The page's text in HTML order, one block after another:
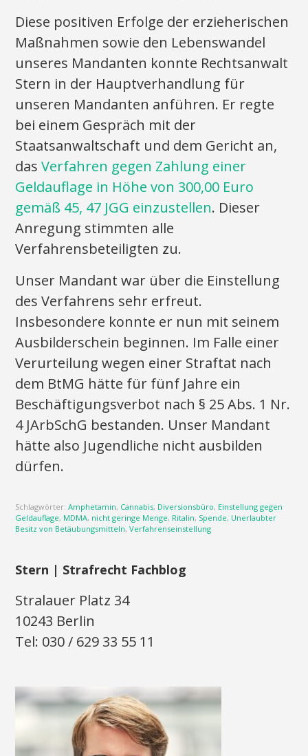
Diese positiven Erfolge der erzieherischen
Maßnahmen sowie den Lebenswandel
unseres Mandanten konnte Rechtsanwalt
Stern in der Hauptverhandlung für
unseren Mandanten anführen. Er regte
bei einem Gespräch mit der
Staatsanwaltschaft und dem Gericht an,
dasVerfahren gegen Zahlung einer
Geldauflage in Höhe von 300,00 Euro
gemäß 45, 47 JGG einzustellen. Dieser
Anregung stimmten alle
Verfahrensbeteiligten zu.
Unser Mandant war über die Einstellung
des Verfahrens sehr erfreut.
Insbesondere konnte er nun mit seinem
Ausbilderschein beginnen. Im Falle einer
Verurteilung wegen einer Straftat nach
dem BtMG hätte für fünf Jahre ein
Beschäftigungsverbot nach § 25 Abs. 1 Nr.
4 JArbSchG bestanden. Unser Mandant
hätte also Jugendliche nicht ausbilden
dürfen.
Schlagwörter:Amphetamin, Cannabis, Diversionsbüro, Einstellung gegen
Geldauflage, MDMA, nicht geringe Menge, Ritalin, Spende, Unerlaubter
Besitz von Betäubungsmitteln,Verfahrenseinstellung
Stern | Strafrecht Fachblog
Stralauer Platz 34
10243 Berlin
Tel: 030 / 629 33 55 11